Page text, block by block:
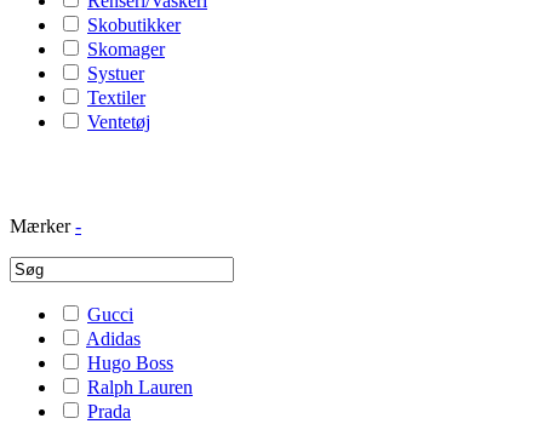
Skobutikker
Skomager
Systuer
Textiler
Ventetøj
Mærker -
Gucci
Adidas
Hugo Boss
Ralph Lauren
Prada